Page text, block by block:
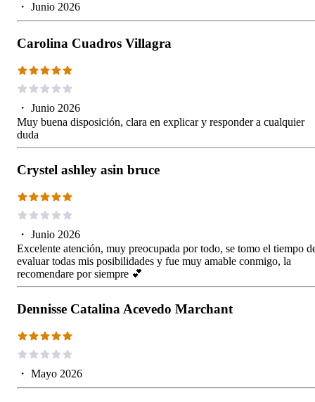
・ Junio 2026
Carolina Cuadros Villagra
・ Junio 2026
Muy buena disposición, clara en explicar y responder a cualquier
duda
Crystel ashley asin bruce
・ Junio 2026
Excelente atención, muy preocupada por todo, se tomo el tiempo
evaluar todas mis posibilidades y fue muy amable conmigo, la
recomendare por siempre 💕
Dennisse Catalina Acevedo Marchant
・ Mayo 2026